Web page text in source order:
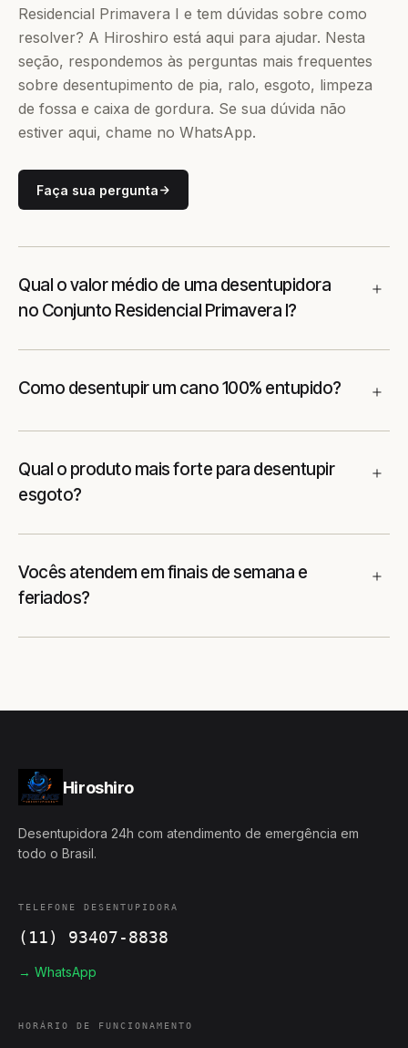
Residencial Primavera I e tem dúvidas sobre como
resolver? A Hiroshiro está aqui para ajudar. Nesta
seção, respondemos às perguntas mais frequentes
sobre desentupimento de pia, ralo, esgoto, limpeza
de fossa e caixa de gordura. Se sua dúvida não
estiver aqui, chame no WhatsApp.
Faça sua pergunta
Qual o valor médio de uma desentupidora
no Conjunto Residencial Primavera I?
Como desentupir um cano 100% entupido?
Qual o produto mais forte para desentupir
esgoto?
Vocês atendem em finais de semana e
feriados?
Hiroshiro
Desentupidora 24h com atendimento de emergência em
todo o Brasil.
TELEFONE DESENTUPIDORA
(11) 93407-8838
→ WhatsApp
HORÁRIO DE FUNCIONAMENTO